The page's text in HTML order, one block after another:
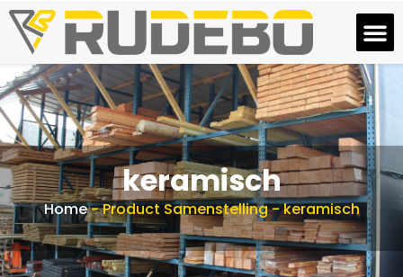
keramisch
Home-Product Samenstelling-keramisch